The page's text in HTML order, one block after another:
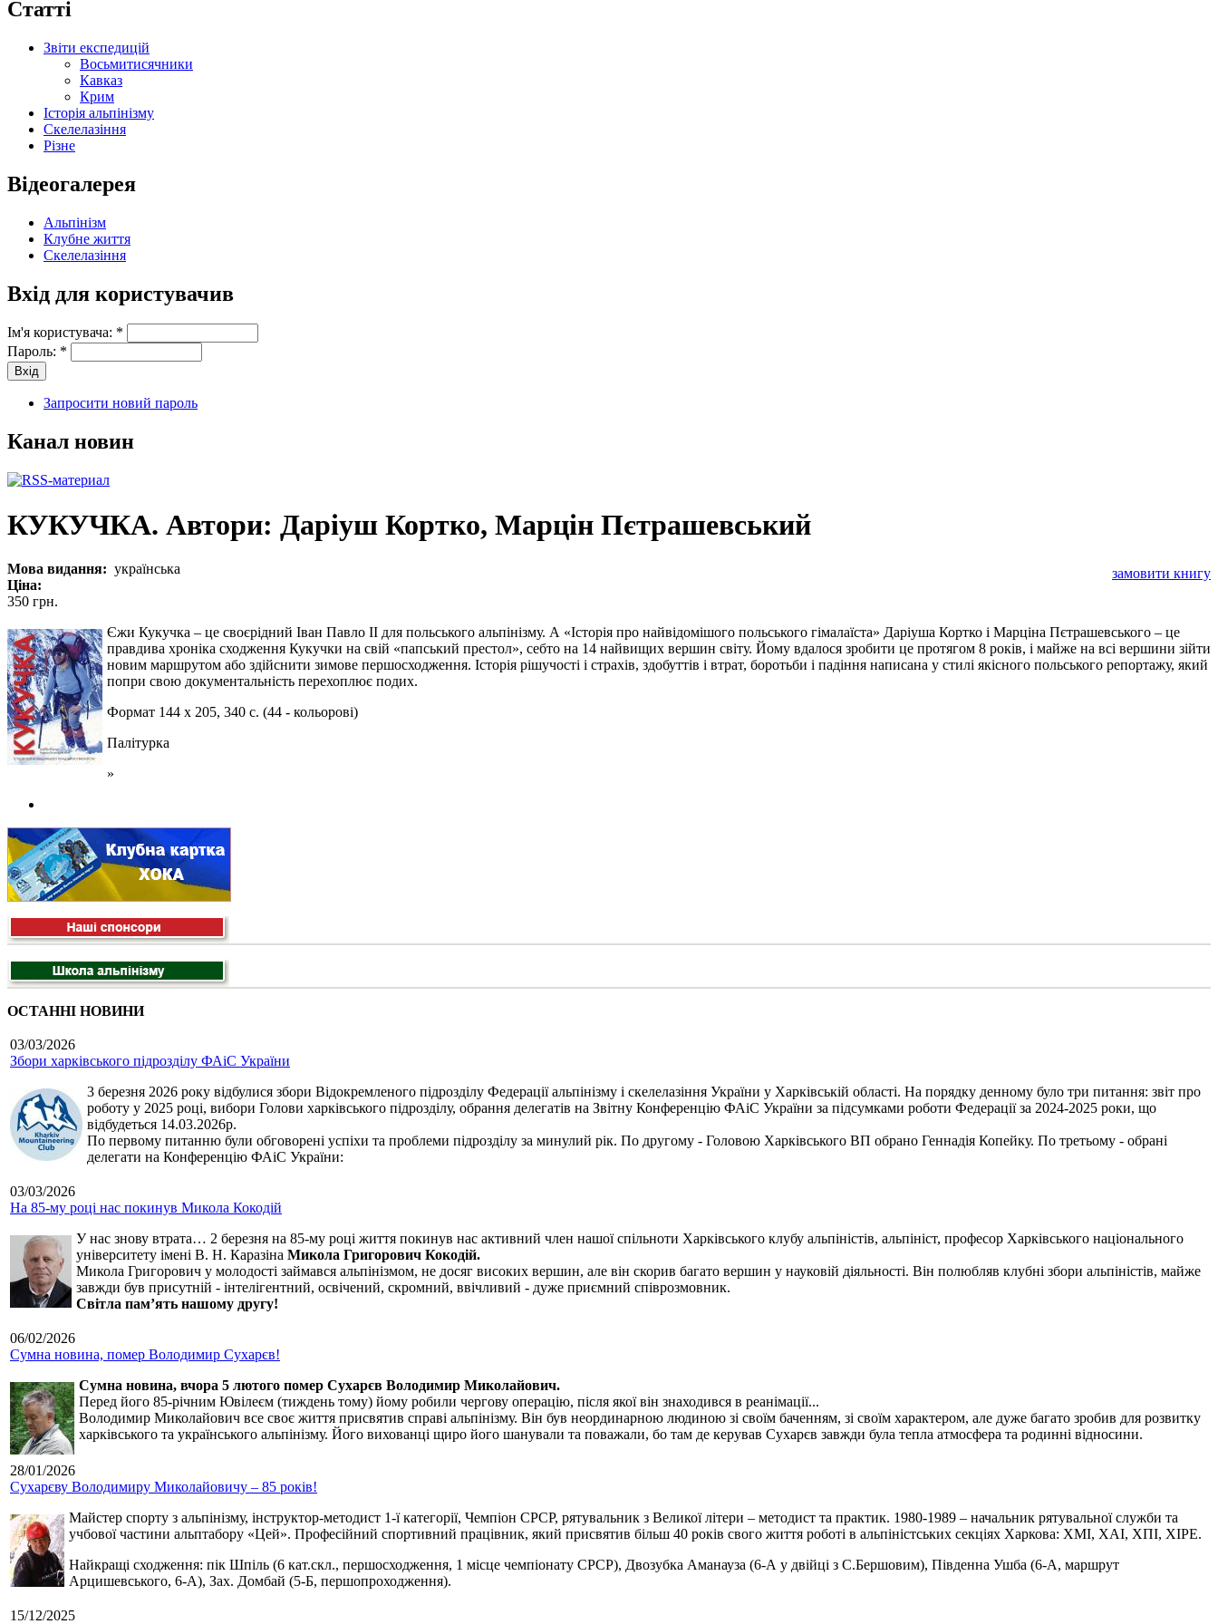
Статті
Звіти експедицій
Восьмитисячники
Кавказ
Крим
Історія альпінізму
Скелелазіння
Різне
Відеогалерея
Альпінізм
Клубне життя
Скелелазіння
Вхід для користувачив
Ім'я користувача: *
Пароль: *
Запросити новий пароль
Канал новин
КУКУЧКА. Автори: Даріуш Кортко, Марцін Пєтрашевський
замовити книгу
Мова видання: українська
Ціна:
350 грн.
Єжи Кукучка – це своєрідний Іван Павло ІІ для польського альпінізму. А «Історія про найвідомішого польського гімалаїста» Даріуша Кортко і Марціна Пєтрашевського – це
правдива хроніка сходження Кукучки на свій «папський престол», себто на 14 найвищих вершин світу. Йому вдалося зробити це протягом 8 років, і майже на всі вершини зійти
новим маршрутом або здійснити зимове першосходження. Історія рішучості і страхів, здобуттів і втрат, боротьби і падіння написана у стилі якісного польського репортажу, який
попри свою документальність перехоплює подих.
Формат 144 х 205, 340 с. (44 - кольорові)
Палітурка
»
ОСТАННІ НОВИНИ
03/03/2026
Збори харківського підрозділу ФАіС України
3 березня 2026 року відбулися збори Відокремленого підрозділу Федерації альпінізму і скелелазіння України у Харківській області. На порядку денному було три питання: звіт про
роботу у 2025 році, вибори Голови харківського підрозділу, обрання делегатів на Звітну Конференцію ФАіС України за підсумками роботи Федерації за 2024-2025 роки, що
відбудеться 14.03.2026р.
По первому питанню були обговорені успіхи та проблеми підрозділу за минулий рік. По другому - Головою Харківського ВП обрано Геннадія Копейку. По третьому - обрані
делегати на Конференцію ФАіС України:
03/03/2026
На 85-му році нас покинув Микола Кокодій
У нас знову втрата… 2 березня на 85-му році життя покинув нас активний член нашої спільноти Харківського клубу альпіністів, альпініст, професор Харківського національного
університету імені В. Н. Каразіна Микола Григорович Кокодій.
Микола Григорович у молодості займався альпінізмом, не досяг високих вершин, але він скорив багато вершин у науковій діяльності. Він полюбляв клубні збори альпіністів, майже
завжди був присутній - інтелігентний, освічений, скромний, ввічливий - дуже приємний співрозмовник.
Світла пам’ять нашому другу!
06/02/2026
Сумна новина, помер Володимир Сухарєв!
Сумна новина, вчора 5 лютого помер Сухарєв Володимир Миколайович.
Перед його 85-річним Ювілеєм (тиждень тому) йому робили чергову операцію, після якої він знаходився в реанімації...
Володимир Миколайович все своє життя присвятив справі альпінізму. Він був неординарною людиною зі своїм баченням, зі своїм характером, але дуже багато зробив для розвитку
харківського та українського альпінізму. Його вихованці щиро його шанували та поважали, бо там де керував Сухарєв завжди була тепла атмосфера та родинні відносини.
28/01/2026
Сухарєву Володимиру Миколайовичу – 85 років!
Майстер спорту з альпінізму, інструктор-методист 1-ї категорії, Чемпіон СРСР, рятувальник з Великої літери – методист та практик. 1980-1989 – начальник рятувальної служби та
учбової частини альптабору «Цей». Професійний спортивний працівник, який присвятив більш 40 років свого життя роботі в альпіністських секціях Харкова: ХМІ, ХАІ, ХПІ, ХІРЕ.
Найкращі сходження: пік Шпіль (6 кат.скл., першосходження, 1 місце чемпіонату СРСР), Двозубка Аманауза (6-А у двійці з С.Бершовим), Південна Ушба (6-А, маршрут
Арцишевського, 6-А), Зах. Домбай (5-Б, першопроходження).
15/12/2025